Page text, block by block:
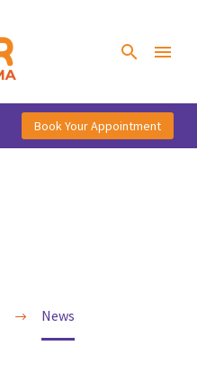
Book Your Appointment
News